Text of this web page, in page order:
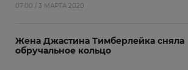
07:00 / 3 МАРТА 2020
Жена Джастина Тимберлейка сняла
обручальное кольцо